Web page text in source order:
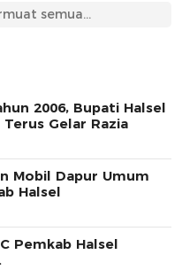
semua...
2006, Bupati Halsel
Gelar Razia
Mobil Dapur Umum
Halsel
Pemkab Halsel